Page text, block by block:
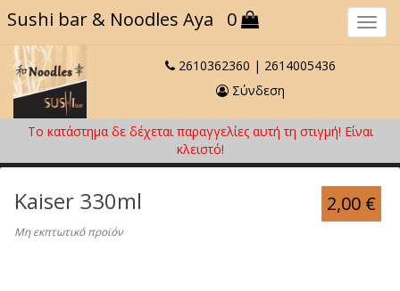
Sushi bar & Noodles Aya 0
2610362360 | 2614005436
Σύνδεση
Το κατάστημα δε δέχεται παραγγελίες αυτή τη στιγμή! Eίναι
κλειστό!
Kaiser 330ml
Μη εκπτωτικό προϊόν
2,00€